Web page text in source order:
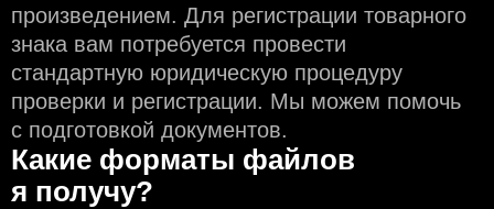
произведением. Для регистрации товарного
знака вам потребуется провести
стандартную юридическую процедуру
проверки и регистрации. Мы можем помочь
с подготовкой документов.
Какие форматы файлов
я получу?